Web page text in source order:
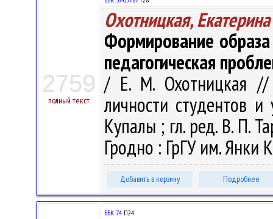
2759
полный текст
Охотницкая,
Формирование
педагогическая
/ Е. М. Охотницкая //
личности студентов
Купалы ; гл. ред. В. П.
Гродно : ГрГУ им. Янки
Добавить в корзину Подробнее
ББК 74.П24